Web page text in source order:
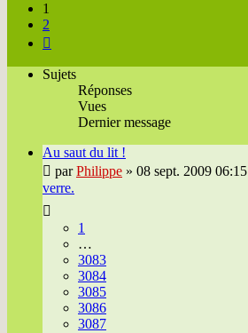
1
2
Sujets
Réponses
Vues
Dernier message
Au saut du lit !
parPhilippe » 08 sept. 2009 06:15
verre.
1
…
3083
3084
3085
3086
3087